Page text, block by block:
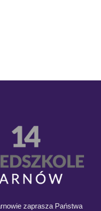
zaprasza Państwa